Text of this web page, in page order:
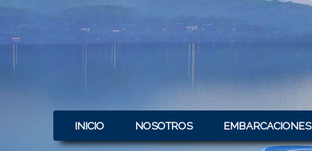
INICIO NOSOTROS EMBARCACIONES